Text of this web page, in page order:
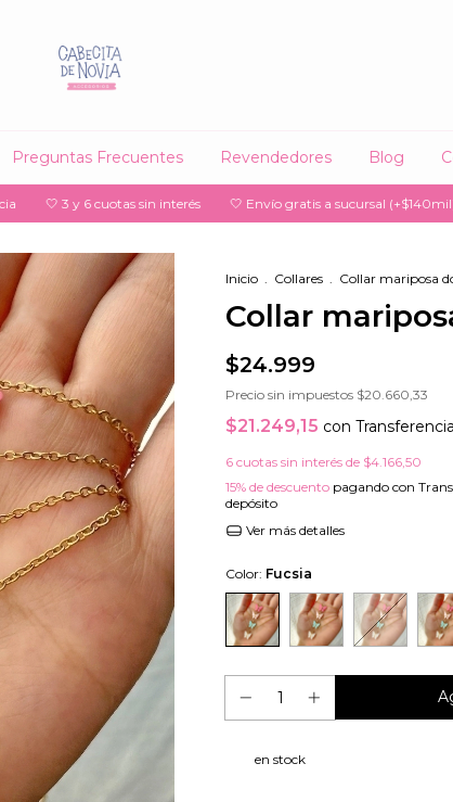
Preguntas Frecuentes Revendedores Blog
🤍 3 y 6 cuotas sin interés 🤍 Envío gratis a sucursal (+$140mil) y en
Inicio . Collares . Collar mariposa
Collar
$24.999
Precio sin impuestos $20.660,33
$21.249,15 con
6 cuotas sin interés de $4.166,50
15% de descuento pagando con
depósito
Ver más detalles
Color: Fucsia
en stock